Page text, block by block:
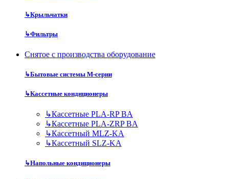
↳Крыльчатки
↳Фильтры
Снятое с производства оборудование
↳Бытовые системы M-серии
↳Кассетные кондиционеры
↳Кассетные PLA-RP BA
↳Кассетные PLA-ZRP BA
↳Кассетный MLZ-KA
↳Кассетный SLZ-KA
↳Напольные кондиционеры